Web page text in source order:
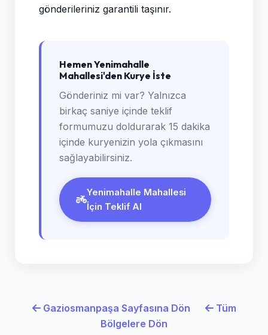
gönderileriniz garantili taşınır.
Hemen Yenimahalle
Mahallesi'den Kurye İste
Gönderiniz mi var? Yalnızca
birkaç saniye içinde teklif
formumuzu doldurarak 15 dakika
içinde kuryenizin yola çıkmasını
sağlayabilirsiniz.
Yenimahalle Mahallesi
İçin Teklif Al
Gaziosmanpaşa Sayfasına Dön
Tüm
Bölgelere Dön